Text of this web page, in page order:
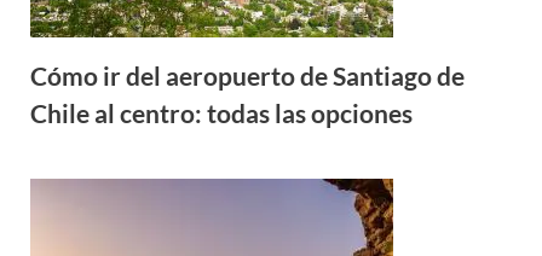
Cómo ir del aeropuerto de Santiago de
Chile al centro: todas las opciones